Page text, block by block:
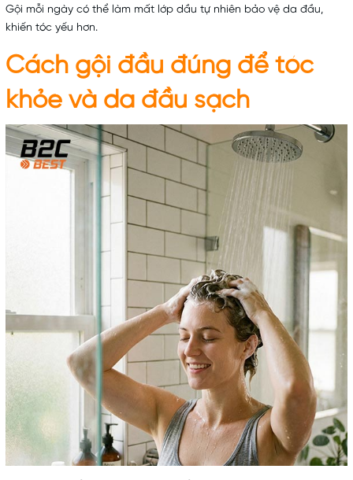
Gội mỗi ngày có thể làm mất lớp dầu tự nhiên bảo vệ da đầu,
khiến tóc yếu hơn.
Cách gội đầu đúng để tóc
khỏe và da đầu sạch